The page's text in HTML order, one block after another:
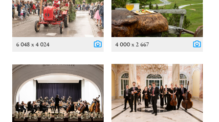
6 048 x 4 024 4 000 x 2 667